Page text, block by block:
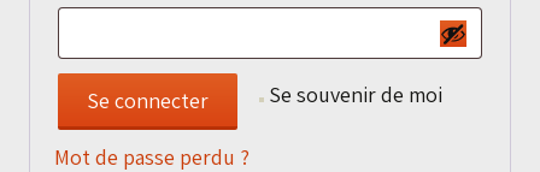
Se souvenir de moi
Se connecter
Mot de passe perdu ?